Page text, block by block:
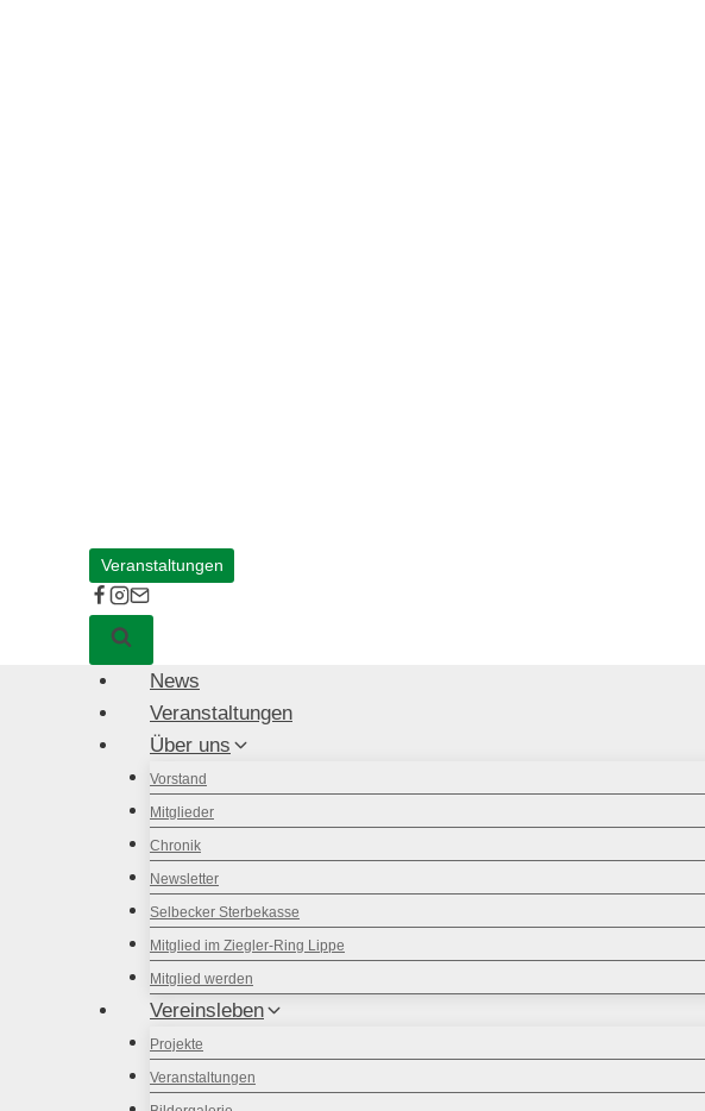
Veranstaltungen
News
Veranstaltungen
Über uns
Vorstand
Mitglieder
Chronik
Newsletter
Selbecker Sterbekasse
Mitglied im Ziegler-Ring Lippe
Mitglied werden
Vereinsleben
Projekte
Veranstaltungen